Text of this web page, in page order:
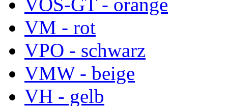
VM - rot
VPO - schwarz
VMW - beige
VH - gelb